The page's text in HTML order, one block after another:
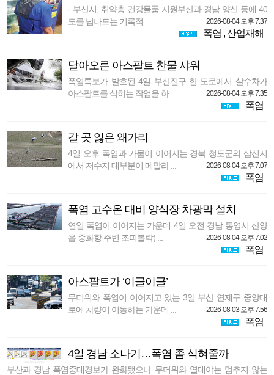
- 부산시, 취약층 건강물품 지원부산과 경남 양산 등에 40
도를 넘나드는 기록적 ...
2026-08-04 오후 7:37
폭염 ,산업재해
달아오른 아스팔트 찬물 샤워
폭염특보가 발효된 4일 부산진구 한 도로에서 살수차가
아스팔트를 식히는 작업을 하 ...
2026-08-04 오후 7:35
폭염
갈 곳 잃은 왜가리
4일 오후 폭염과 가뭄이 이어지는 경북 청도군의 삼신지
에서 저수지 대부분이 메말라 ...
2026-08-04 오후 7:07
폭염
폭염 고수온 대비 양식장 차광막 설치
연일 폭염이 이어지는 가운데 4일 오전 경남 통영시 산양
읍 중화항 주변 조피볼락( ...
2026-08-04 오후 7:02
폭염
아스팔트가 ‘이글이글’
무더위와 폭염이 이어지고 있는 3일 부산 연제구 중앙대
로에 차량이 이동하는 가운데 ...
2026-08-03 오후 7:56
폭염
4일 경남 소나기…폭염 좀 식혀줄까
부산과 경남 폭염중대경보가 완화됐으나 무더위와 열대야는 멈추지 않는